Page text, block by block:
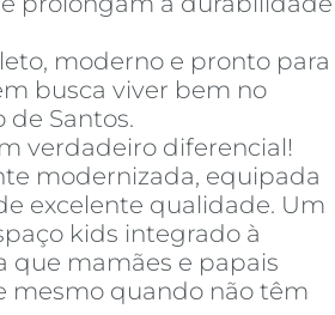
moderno e pronto para
busca viver bem no
de Santos.
verdadeiro diferencial!
modernizada, equipada
excelente qualidade. Um
kids integrado à
que mamães e papais
mesmo quando não têm